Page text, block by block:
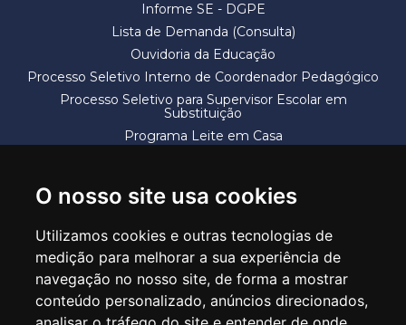
O nosso site usa cookies
Utilizamos cookies e outras tecnologias de
medição para melhorar a sua experiência de
navegação no nosso site, de forma a mostrar
conteúdo personalizado, anúncios direcionados,
Informe SE - DGPE
Lista de Demanda (Consulta)
Ouvidoria da Educação
Processo Seletivo Interno de Coordenador Pedagógico
Processo Seletivo para Supervisor Escolar em
Substituição
Programa Leite em Casa
SECRETARIA DE EDUCAÇÃO